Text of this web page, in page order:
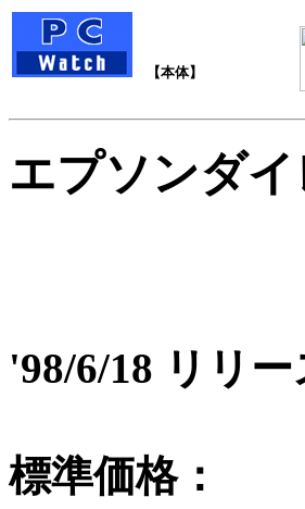
【本体】
エプソンダ
'98/6/18 リリ
標準価格：